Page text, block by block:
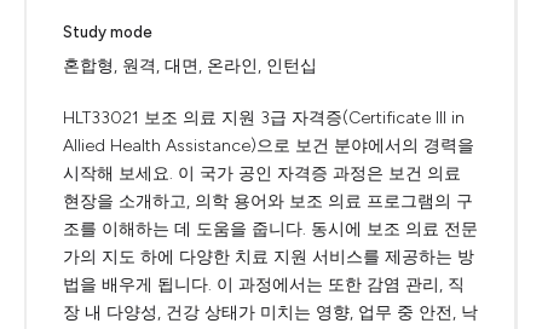
Study mode
혼합형, 원격, 대면, 온라인, 인턴십
HLT33021 보조 의료 지원 3급 자격증(Certificate III in
Allied Health Assistance)으로 보건 분야에서의 경력을
시작해 보세요. 이 국가 공인 자격증 과정은 보건 의료
현장을 소개하고, 의학 용어와 보조 의료 프로그램의 구
조를 이해하는 데 도움을 줍니다. 동시에 보조 의료 전문
가의 지도 하에 다양한 치료 지원 서비스를 제공하는 방
법을 배우게 됩니다. 이 과정에서는 또한 감염 관리, 직
장 내 다양성, 건강 상태가 미치는 영향, 업무 중 안전, 낙